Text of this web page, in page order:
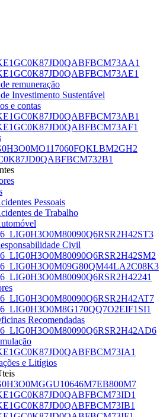
remuneração
Investimento Sustentável
e contas
Pessoais
de Trabalho
Civil
Recomendadas
e Litígios